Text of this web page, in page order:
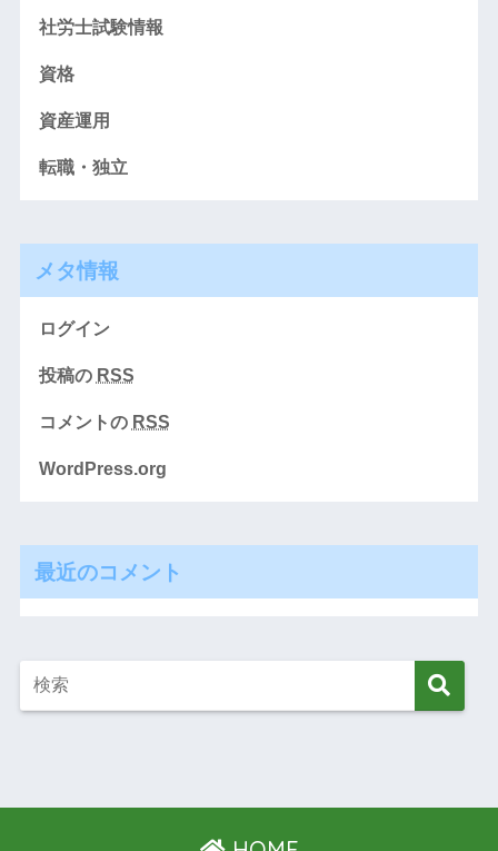
社労士試験情報
資格
資産運用
転職・独立
メタ情報
ログイン
投稿の RSS
コメントの RSS
WordPress.org
最近のコメント